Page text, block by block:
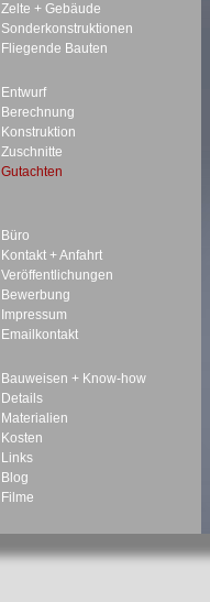
Zelte + Gebäude
Sonderkonstruktionen
Fliegende Bauten
Entwurf
Berechnung
Konstruktion
Zuschnitte
Gutachten
Büro
Kontakt + Anfahrt
Veröffentlichungen
Bewerbung
Impressum
Emailkontakt
Bauweisen + Know-how
Details
Materialien
Kosten
Links
Blog
Filme